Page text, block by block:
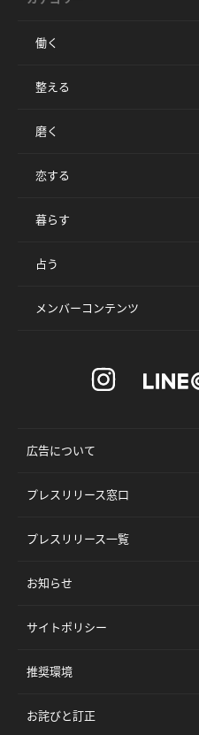
働く
整える
磨く
恋する
暮らす
占う
メンバーコンテンツ
広告について
プレスリリース窓口
プレスリリース一覧
お知らせ
サイトポリシー
推奨環境
お詫びと訂正